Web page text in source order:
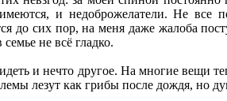
и недоброжелатели. Не все
до сих пор, на меня даже жалоба
не всё гладко.
и нечто другое. На многие вещи
лезут как грибы после дождя, но